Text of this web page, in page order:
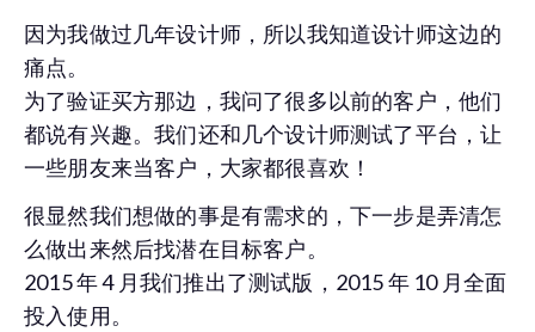
因为我做过几年设计师，所以我知道设计师这边的
痛点。
为了验证买方那边，我问了很多以前的客户，他们
都说有兴趣。我们还和几个设计师测试了平台，让
一些朋友来当客户，大家都很喜欢！
很显然我们想做的事是有需求的，下一步是弄清怎
么做出来然后找潜在目标客户。
2015 年 4 月我们推出了测试版，2015 年 10 月全面
投入使用。